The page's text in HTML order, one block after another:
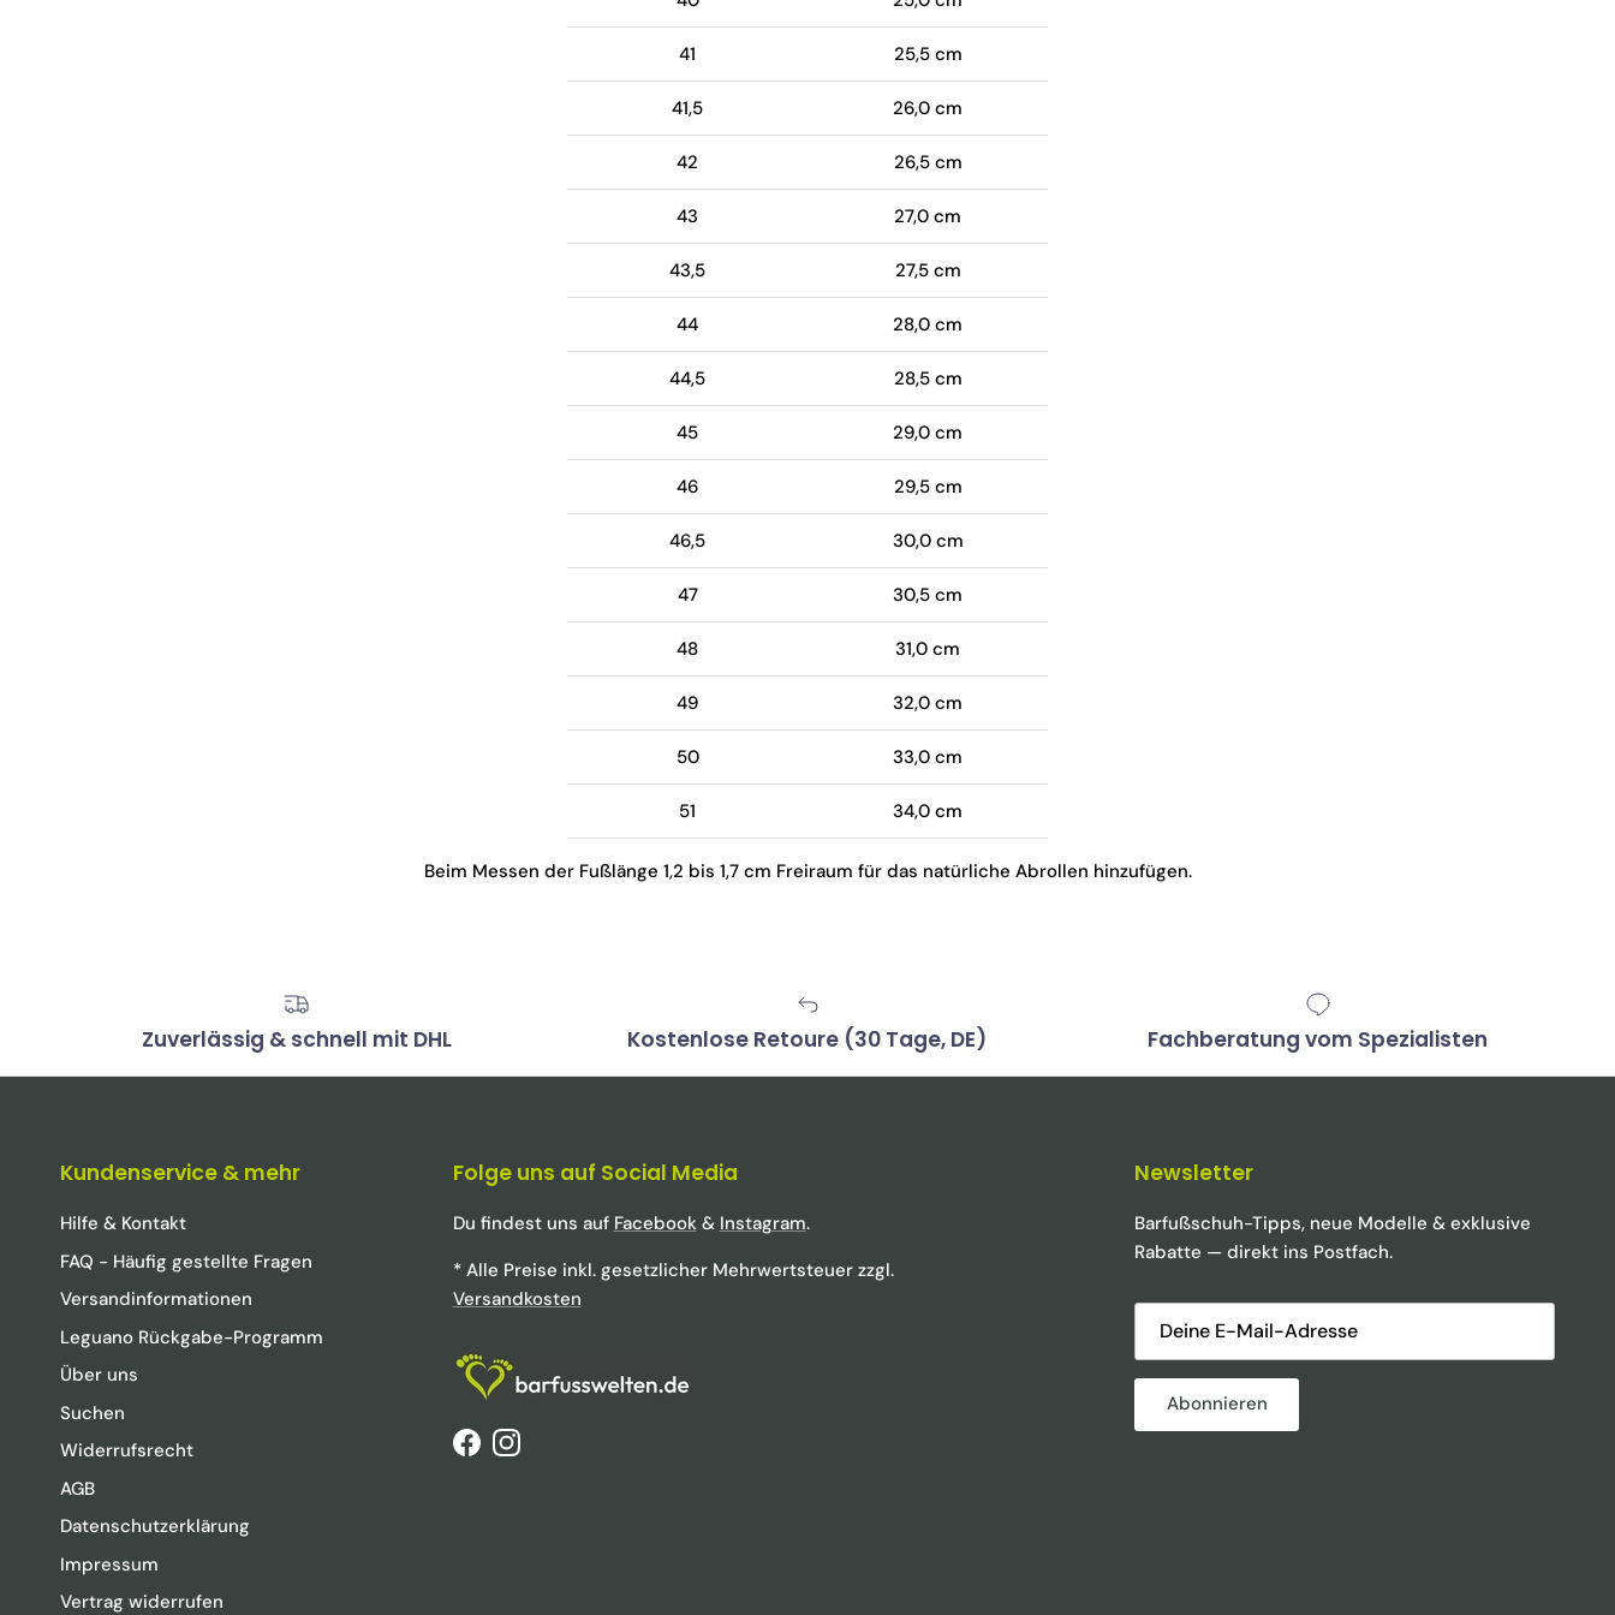
41 25,5 cm
41,5 26,0 cm
42 26,5 cm
43 27,0 cm
43,5 27,5 cm
44 28,0 cm
44,5 28,5 cm
45 29,0 cm
46 29,5 cm
46,5 30,0 cm
47 30,5 cm
48 31,0 cm
49 32,0 cm
50 33,0 cm
51 34,0 cm
Beim Messen der Fußlänge 1,2 bis 1,7 cm Freiraum für das natürliche Abrollen hinzufügen.
Zuverlässig & schnell mit DHL Kostenlose Retoure (30 Tage, DE) Fachberatung vom Spezialisten
Kundenservice & mehr
Hilfe & Kontakt
FAQ - Häufig gestellte Fragen
Versandinformationen
Leguano Rückgabe-Programm
Über uns
Suchen
Widerrufsrecht
AGB
Datenschutzerklärung
Impressum
Vertrag widerrufen
Folge uns auf Social Media
Du findest uns auf Facebook& Instagram.
* Alle Preise inkl. gesetzlicher Mehrwertsteuer zzgl.
Versandkosten
FacebookInstagram
Newsletter
Barfußschuh-Tipps, neue Modelle & exklusive
Rabatte — direkt ins Postfach.
Abonnieren